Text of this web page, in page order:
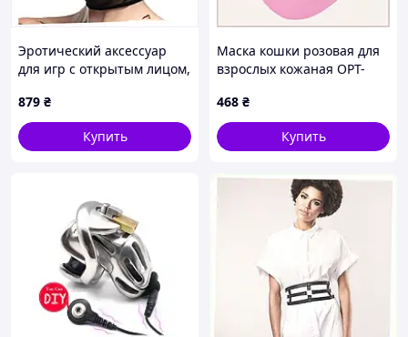
Эротический аксессуар
для игр с открытым лицом,
879 ₴
Купить
Маска кошки розовая для
взрослых кожаная OPT-
468 ₴
Купить